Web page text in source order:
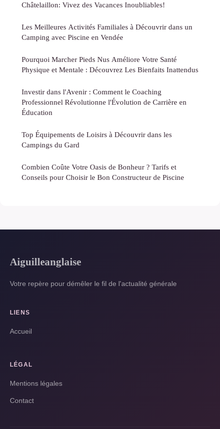
Châtelaillon: Vivez des Vacances Inoubliables!
Les Meilleures Activités Familiales à Découvrir dans un
Camping avec Piscine en Vendée
Pourquoi Marcher Pieds Nus Améliore Votre Santé
Physique et Mentale : Découvrez Les Bienfaits Inattendus
Investir dans l'Avenir : Comment le Coaching
Professionnel Révolutionne l'Évolution de Carrière en
Éducation
Top Équipements de Loisirs à Découvrir dans les
Campings du Gard
Combien Coûte Votre Oasis de Bonheur ? Tarifs et
Conseils pour Choisir le Bon Constructeur de Piscine
Aiguilleanglaise
Votre repère pour démêler le fil de l'actualité générale
LIENS
Accueil
LÉGAL
Mentions légales
Contact